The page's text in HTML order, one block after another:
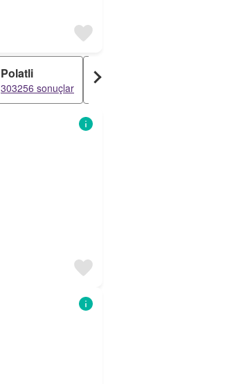
Polatli
303256 sonuçlar
Gölbaşi
303256 sonuçlar